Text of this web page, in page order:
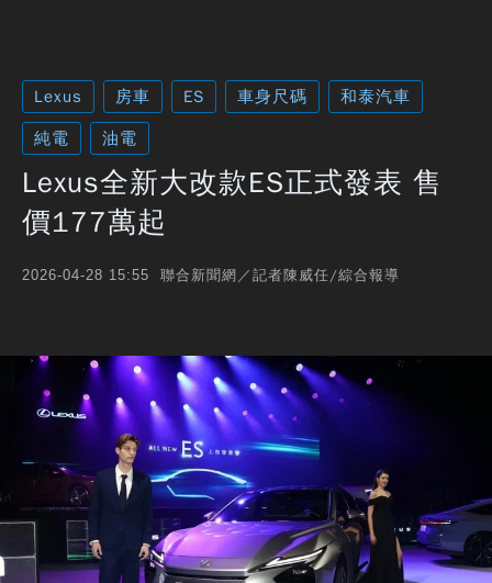
Lexus 房車 ES 車身尺碼 和泰汽車
純電 油電
Lexus全新大改款ES正式發表 售
價177萬起
2026-04-28 15:55 聯合新聞網／記者陳威任/綜合報導